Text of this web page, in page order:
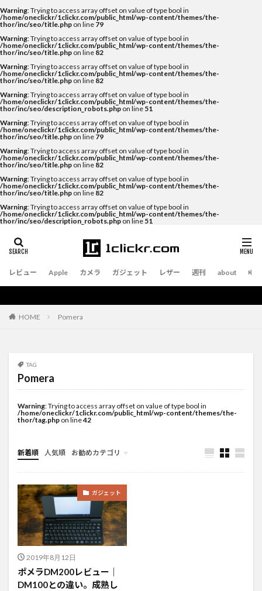
Warning: Trying to access array offset on value of type bool in
/home/oneclickr/1clickr.com/public_html/wp-content/themes/the-
thor/inc/seo/title.php on line 79
Warning: Trying to access array offset on value of type bool in
/home/oneclickr/1clickr.com/public_html/wp-content/themes/the-
thor/inc/seo/title.php on line 82
Warning: Trying to access array offset on value of type bool in
/home/oneclickr/1clickr.com/public_html/wp-content/themes/the-
thor/inc/seo/title.php on line 82
Warning: Trying to access array offset on value of type bool in
/home/oneclickr/1clickr.com/public_html/wp-content/themes/the-
thor/inc/seo/description_robots.php on line 51
Warning: Trying to access array offset on value of type bool in
/home/oneclickr/1clickr.com/public_html/wp-content/themes/the-
thor/inc/seo/title.php on line 79
Warning: Trying to access array offset on value of type bool in
/home/oneclickr/1clickr.com/public_html/wp-content/themes/the-
thor/inc/seo/title.php on line 82
Warning: Trying to access array offset on value of type bool in
/home/oneclickr/1clickr.com/public_html/wp-content/themes/the-
thor/inc/seo/title.php on line 82
Warning: Trying to access array offset on value of type bool in
/home/oneclickr/1clickr.com/public_html/wp-content/themes/the-
thor/inc/seo/description_robots.php on line 51
レビュー Apple カメラ ガジェット レザー 週刊 about
HOME Pomera
TAG
Pomera
Warning: Trying to access array offset on value of type bool in
/home/oneclickr/1clickr.com/public_html/wp-content/themes/the-
thor/tag.php on line42
新着順 人気順 お勧めカテゴリ
未分類
ガジェット
2019年8月12日
ポメラDM200レビュー｜
DM100との違い。成熟し